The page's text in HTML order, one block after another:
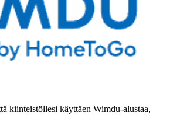
kiinteistöllesi käyttäen Wimdu-alustaa,